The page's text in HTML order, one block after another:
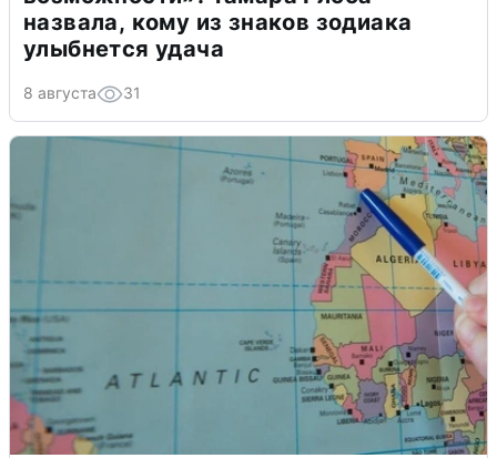
назвала, кому из знаков зодиака
улыбнется удача
8 августа 31